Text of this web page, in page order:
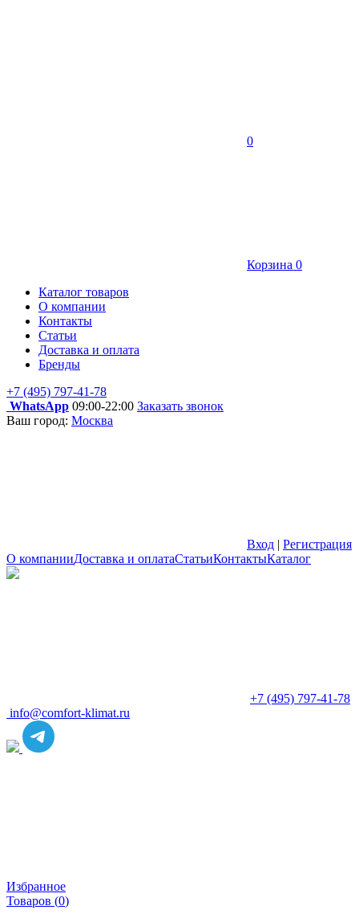
0
Корзина 0
Каталог товаров
О компании
Контакты
Статьи
Доставка и оплата
Бренды
+7 (495) 797-41-78
WhatsApp 09:00-22:00 Заказать звонок
Ваш город: Москва
Вход | Регистрация
О компанииДоставка и оплатаСтатьиКонтактыКаталог
+7 (495) 797-41-78
info@comfort-klimat.ru
Избранное
Товаров (0)